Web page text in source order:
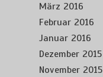
März 2016
Februar 2016
Januar 2016
Dezember 2015
November 2015